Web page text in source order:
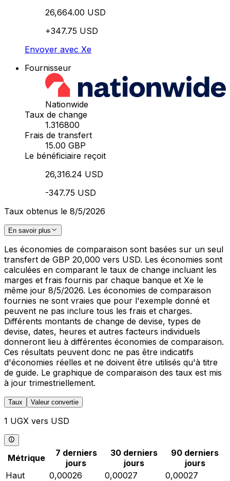
26,664.00 USD
+347.75 USD
Envoyer avec Xe
Fournisseur
Nationwide
Taux de change
1.316800
Frais de transfert
15.00 GBP
Le bénéficiaire reçoit
26,316.24 USD
-347.75 USD
Taux obtenus le 8/5/2026
En savoir plus
Les économies de comparaison sont basées sur un seul
transfert de GBP 20,000 vers USD. Les économies sont
calculées en comparant le taux de change incluant les
marges et frais fournis par chaque banque et Xe le
même jour 8/5/2026. Les économies de comparaison
fournies ne sont vraies que pour l'exemple donné et
peuvent ne pas inclure tous les frais et charges.
Différents montants de change de devise, types de
devise, dates, heures et autres facteurs individuels
donneront lieu à différentes économies de comparaison.
Ces résultats peuvent donc ne pas être indicatifs
d'économies réelles et ne doivent être utilisés qu'à titre
de guide. Le graphique de comparaison des taux est mis
à jour trimestriellement.
Taux Valeur convertie
1 UGX vers USD
Métrique
7 derniers
jours
30 derniers
jours
90 derniers
jours
Haut
0,00026 0,00027
0,00027